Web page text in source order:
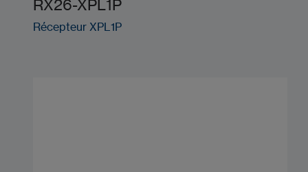
RX26-XPL1P
Récepteur XPL1P